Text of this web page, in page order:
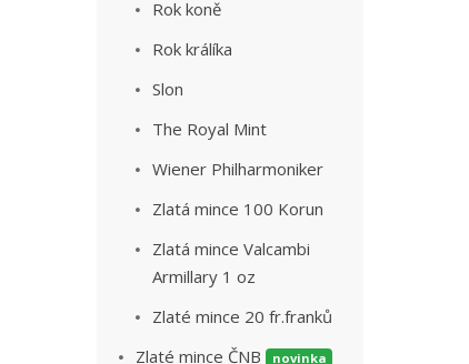
Rok koně
Rok králíka
Slon
The Royal Mint
Wiener Philharmoniker
Zlatá mince 100 Korun
Zlatá mince Valcambi
Armillary 1 oz
Zlaté mince 20 fr.franků
Zlaté mince ČNB
novinka